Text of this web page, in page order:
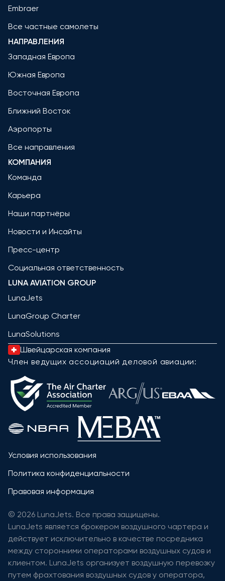
Embraer
Все частные самолеты
НАПРАВЛЕНИЯ
Западная Европа
Южная Европа
Восточная Европа
Ближний Восток
Аэропорты
Все направления
КОМПАНИЯ
Команда
Карьера
Наши партнёры
Новости и Инсайты
Пресс-центр
Социальная ответственность
LUNA AVIATION GROUP
LunaJets
LunaGroup Charter
LunaSolutions
Швейцарская компания
Член ведущих ассоциаций деловой авиации:
Условия использования
Политика конфиденциальности
Правовая информация
© 2026 LunaJets. Все права защищены.
LunaJets является брокером воздушного чартера и
действует исключительно в качестве посредника
между сторонними операторами воздушных судов и
клиентом. LunaJets организует воздушную перевозку
путем фрахтования воздушных судов у оператора,